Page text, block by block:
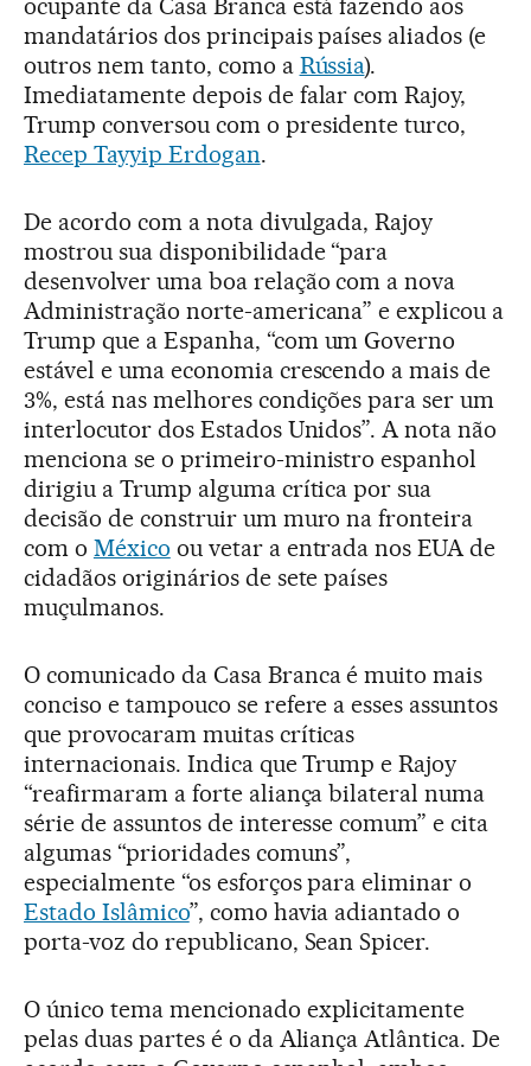
ocupante da Casa Branca está fazendo aos
mandatários dos principais países aliados (e
outros nem tanto, como a Rússia).
Imediatamente depois de falar com Rajoy,
Trump conversou com o presidente turco,
Recep Tayyip Erdogan.
De acordo com a nota divulgada, Rajoy
mostrou sua disponibilidade “para
desenvolver uma boa relação com a nova
Administração norte-americana” e explicou a
Trump que a Espanha, “com um Governo
estável e uma economia crescendo a mais de
3%, está nas melhores condições para ser um
interlocutor dos Estados Unidos”. A nota não
menciona se o primeiro-ministro espanhol
dirigiu a Trump alguma crítica por sua
decisão de construir um muro na fronteira
com o México ou vetar a entrada nos EUA de
cidadãos originários de sete países
muçulmanos.
O comunicado da Casa Branca é muito mais
conciso e tampouco se refere a esses assuntos
que provocaram muitas críticas
internacionais. Indica que Trump e Rajoy
“reafirmaram a forte aliança bilateral numa
série de assuntos de interesse comum” e cita
algumas “prioridades comuns”,
especialmente “os esforços para eliminar o
Estado Islâmico”, como havia adiantado o
porta-voz do republicano, Sean Spicer.
O único tema mencionado explicitamente
pelas duas partes é o da Aliança Atlântica. De